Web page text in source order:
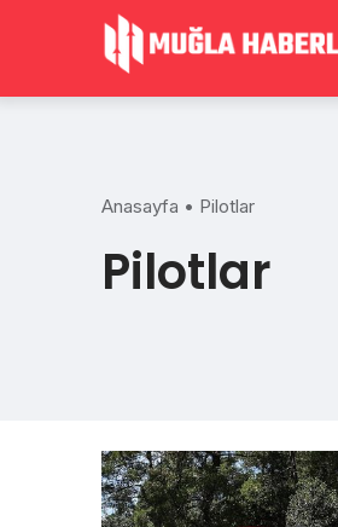
Anasayfa • Pilotlar
Pilotlar